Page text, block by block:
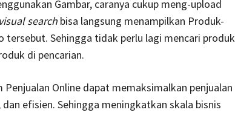
Gambar, caranya cukup meng-upload
visual searchbisa langsung menampilkan Produk-
Sehingga tidak perlu lagi mencari produk
di pencarian.
Penjualan Online dapat memaksimalkan penjualan
efisien. Sehingga meningkatkan skala bisnis